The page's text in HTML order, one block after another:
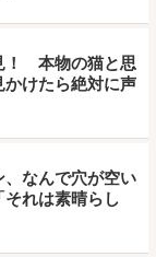
！ 本物の猫と思
けたら絶対に声
なんで穴が空い
れは素晴らし